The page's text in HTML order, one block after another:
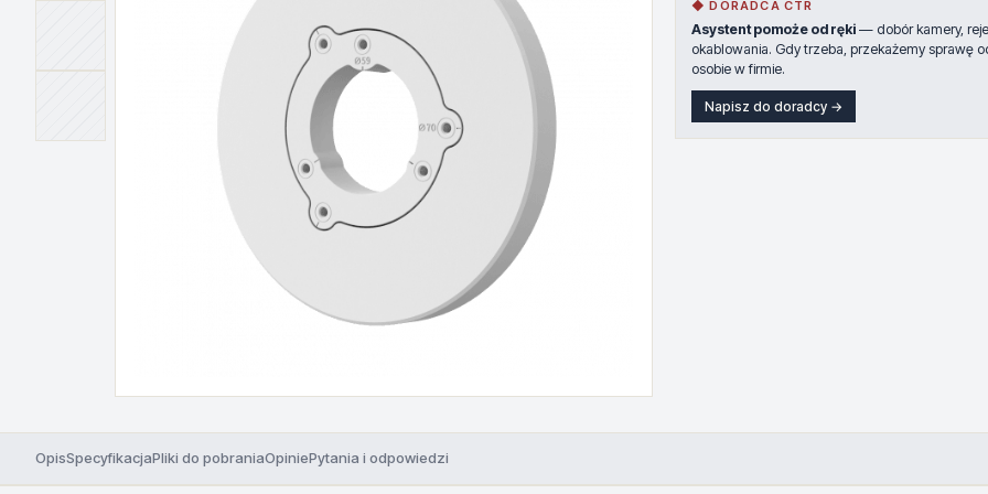
◆ DORADCA CTR
Asystent pomoże od ręki — dobór kamery,
okablowania. Gdy trzeba, przekażemy sprawę
osobie w firmie.
Napisz do doradcy →
OpisSpecyfikacjaPliki do pobraniaOpiniePytania i odpowiedzi